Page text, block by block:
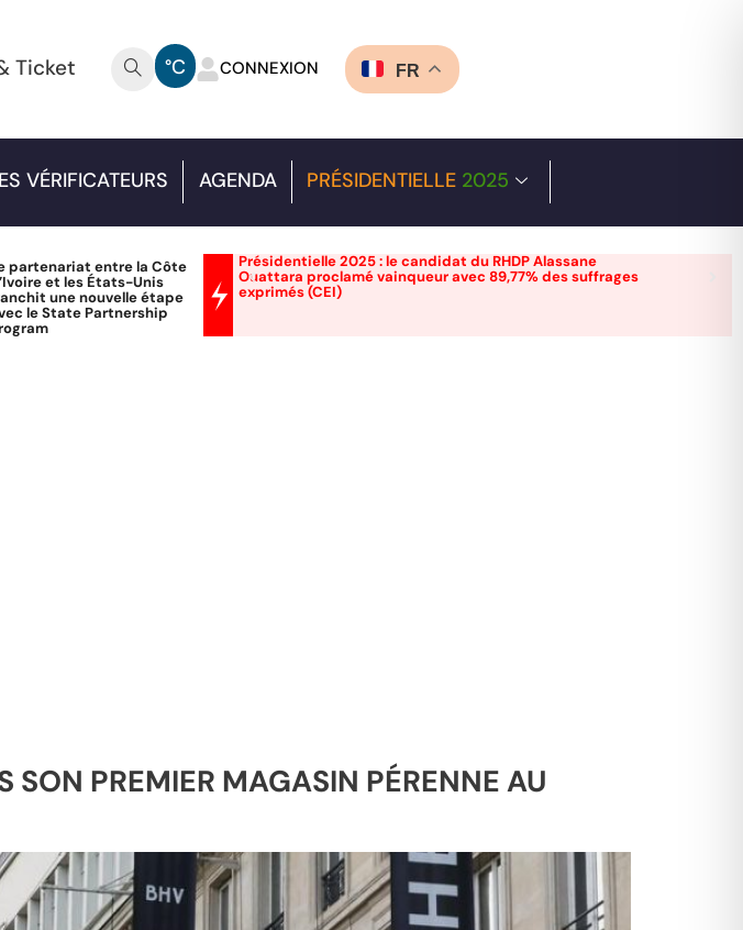
Ticket °C CONNEXION FR
VÉRIFICATEURS AGENDA PRÉSIDENTIELLE 2025
partenariat entre la Côte
et les États-Unis
une nouvelle étape
le State Partnership
Présidentielle 2025 : le candidat du RHDP Alassane
Ouattara proclamé vainqueur avec 89,77% des suffrages
exprimés (CEI)
SON PREMIER MAGASIN PÉRENNE AU